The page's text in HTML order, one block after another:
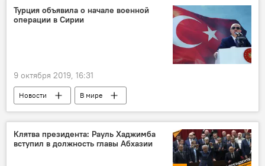
Турция объявила о начале военной
операции в Сирии
9 октября 2019, 16:31
Новости В мире
Клятва президента: Рауль Хаджимба
вступил в должность главы Абхазии